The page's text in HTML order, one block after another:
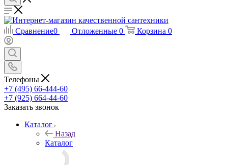
Сравнение0 Отложенные 0 Корзина 0
Телефоны
+7 (495) 66-444-60
+7 (925) 664-44-60
Заказать звонок
Каталог
Назад
Каталог